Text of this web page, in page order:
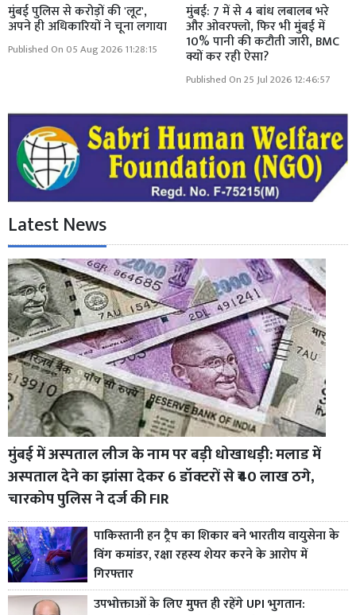
मुंबई पुलिस से करोड़ों की 'लूट',
अपने ही अधिकारियों ने चूना लगाया
Published On 05 Aug 2026 11:28:15
मुंबई: 7 में से 4 बांध लबालब भरे
और ओवरफ्लो, फिर भी मुंबई में
10% पानी की कटौती जारी, BMC
क्यों कर रही ऐसा?
Published On 25 Jul 2026 12:46:57
Latest News
मुंबई में अस्पताल लीज के नाम पर बड़ी धोखाधड़ी: मलाड में
अस्पताल देने का झांसा देकर 6 डॉक्टरों से ₹40 लाख ठगे,
चारकोप पुलिस ने दर्ज की FIR
पाकिस्तानी हन ट्रैप का शिकार बने भारतीय वायुसेना के
विंग कमांडर, रक्षा रहस्य शेयर करने के आरोप में
गिरफ्तार
उपभोक्ताओं के लिए मुफ्त ही रहेंगे UPI भुगतान: